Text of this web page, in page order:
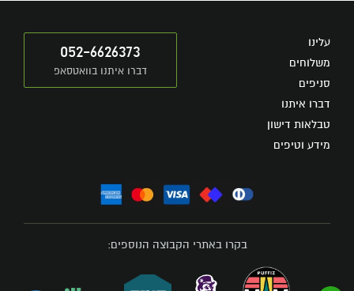
עלינו
משלוחים
סניפים
דברו איתנו
טבלאות דישון
מידע וטיפים
052-6626373
דברו איתנו בוואטסאפ
בקרו באתרי הקבוצה הנוספים: